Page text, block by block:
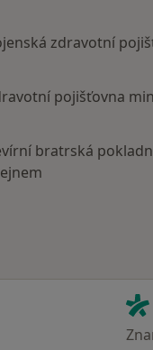
zdravotní
pojišťovna
bratrská